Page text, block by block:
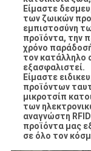
Είμαστε
των ζωικών
εμπιστοσύνη
προϊόντα, την
χρόνο
τον κατάλληλο
εξασφαλιστεί.
Είμαστε
προϊόντων
μικροτσίπ
των
αναγνώστη
προϊόντα μας
σε όλο τον